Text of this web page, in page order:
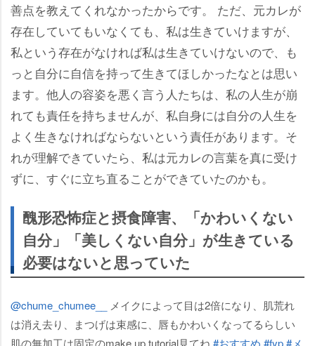
善点を教えてくれなかったからです。 ただ、元カレが
存在していてもいなくても、私は生きていけますが、
私という存在がなければ私は生きていけないので、も
っと自分に自信を持って生きてほしかったなとは思い
ます。他人の容姿を悪く言う人たちは、私の人生が崩
れても責任を持ちませんが、私自身には自分の人生を
よく生きなければならないという責任があります。そ
れが理解できていたら、私は元カレの言葉を真に受け
ずに、すぐに立ち直ることができていたのかも。
醜形恐怖症と摂食障害、「かわいくない
自分」「美しくない自分」が生きている
必要はないと思っていた
@chume_chumee__
メイクによって目は2倍になり、肌荒れ
は消え去り、まつげは束感に、唇もかわいくなってるらしい
肌の無加工は固定のmake up tutorial見てね #おすすめ #fyp#メ